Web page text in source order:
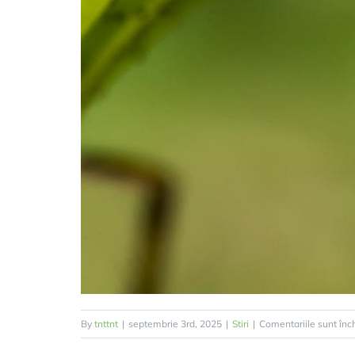
By tnttnt | septembrie 3rd, 2025 | Stiri | Comentariile sunt